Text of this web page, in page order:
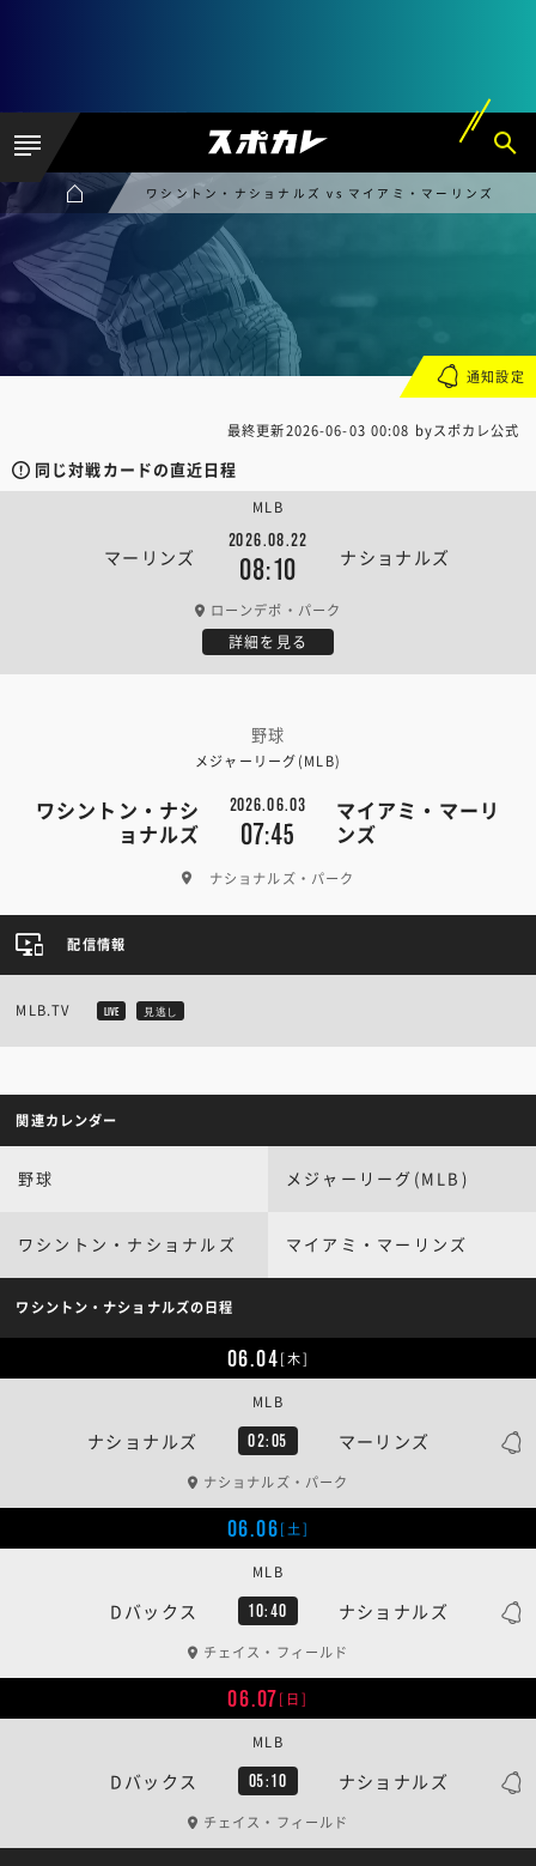
ワシントン・ナショナルズ vs マイアミ・マーリンズ
最終更新2026-06-03 00:08 byスポカレ公式
同じ対戦カードの直近日程
マーリンズ
2026.08.22
08:10 ナショナルズ
MLB
ローンデポ・パーク
詳細を見る
野球
メジャーリーグ(MLB)
ワシントン・ナシ
ョナルズ
2026.06.03
07:45
マイアミ・マーリ
ンズ
ナショナルズ・パーク
通知設定
配信情報
MLB.TV LIVE 見逃し
関連カレンダー
野球 メジャーリーグ(MLB)
ワシントン・ナショナルズ マイアミ・マーリンズ
ワシントン・ナショナルズの日程
06.04[木]
ナショナルズ 02:05 マーリンズ
MLB
ナショナルズ・パーク
06.06[土]
Dバックス 10:40 ナショナルズ
MLB
チェイス・フィールド
06.07[日]
Dバックス 05:10 ナショナルズ
MLB
チェイス・フィールド